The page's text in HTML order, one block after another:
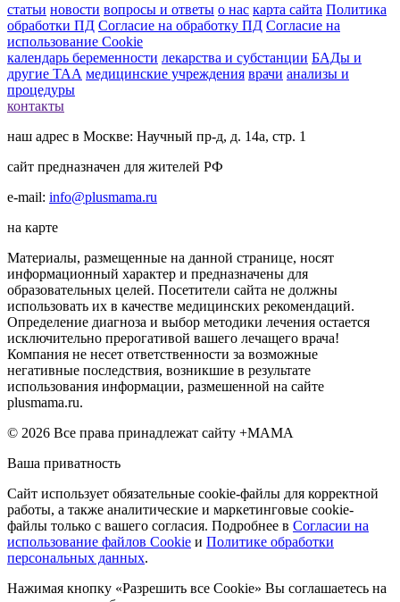
статьи новости вопросы и ответы о нас карта сайта Политика
обработки ПД Согласие на обработку ПД Согласие на
использование Cookie
календарь беременности лекарства и субстанции БАДы и
другие ТАА медицинские учреждения врачи анализы и
процедуры
контакты
наш адрес в Москве: Научный пр-д, д. 14а, стр. 1
сайт предназначен для жителей РФ
e-mail: info@plusmama.ru
на карте
Материалы, размещенные на данной странице, носят
информационный характер и предназначены для
образовательных целей. Посетители сайта не должны
использовать их в качестве медицинских рекомендаций.
Определение диагноза и выбор методики лечения остается
исключительно прерогативой вашего лечащего врача!
Компания не несет ответственности за возможные
негативные последствия, возникшие в результате
использования информации, размешенной на сайте
plusmama.ru.
© 2026 Все права принадлежат сайту +МАМА
Ваша приватность
Сайт использует обязательные cookie-файлы для корректной
работы, а также аналитические и маркетинговые cookie-
файлы только с вашего согласия. Подробнее в Согласии на
использование файлов Cookie и Политике обработки
персональных данных.
Нажимая кнопку «Разрешить все Cookie» Вы соглашаетесь на